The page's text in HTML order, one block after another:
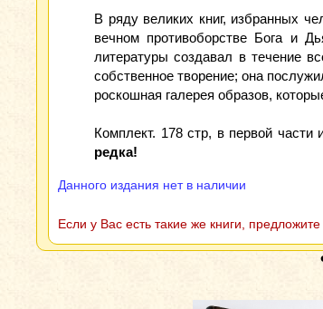
В ряду великих книг, избранных
вечном противоборстве Бога и
литературы создавал в течение
собственное творение; она
роскошная галерея образов,
Комплект. 178 стр, в первой
редка!
Данного издания нет в наличии
Если у Вас есть такие же книги,